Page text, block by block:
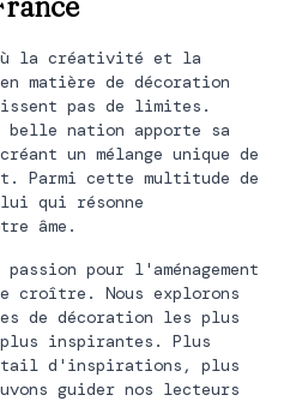
la créativité et la
matière de décoration
pas de limites.
belle nation apporte sa
un mélange unique de
Parmi cette multitude de
qui résonne
âme.
pour l'aménagement
croître. Nous explorons
de décoration les plus
inspirantes. Plus
d'inspirations, plus
guider nos lecteurs